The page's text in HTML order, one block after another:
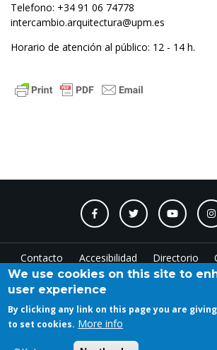
Telefono: +34 91 06 74778
intercambio.arquitectura@upm.es
Horario de atención al público: 12 - 14 h.
Contacto Accesibilidad Directorio
Log in
We use cookies on this site to
user experience
By clicking any link on this page you are
to set cookies. More info